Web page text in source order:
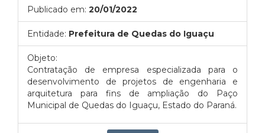
Publicado em: 20/01/2022
Entidade: Prefeitura de Quedas do Iguaçu
Objeto:
Contratação de empresa especializada para o
desenvolvimento de projetos de engenharia e
arquitetura para fins de ampliação do Paço
Municipal de Quedas do Iguaçu, Estado do Paraná.